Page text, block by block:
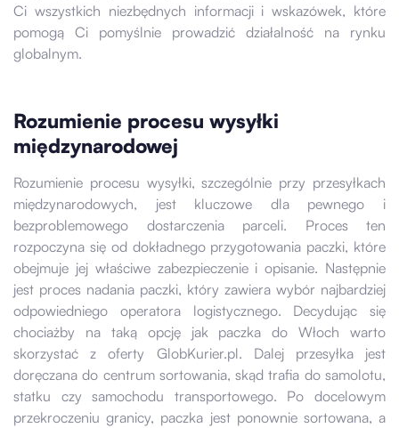
Ci wszystkich niezbędnych informacji i wskazówek, które
pomogą Ci pomyślnie prowadzić działalność na rynku
globalnym.
Rozumienie procesu wysyłki
międzynarodowej
Rozumienie procesu wysyłki, szczególnie przy przesyłkach
międzynarodowych, jest kluczowe dla pewnego i
bezproblemowego dostarczenia parceli. Proces ten
rozpoczyna się od dokładnego przygotowania paczki, które
obejmuje jej właściwe zabezpieczenie i opisanie. Następnie
jest proces nadania paczki, który zawiera wybór najbardziej
odpowiedniego operatora logistycznego. Decydując się
chociażby na taką opcję jak paczka do Włoch warto
skorzystać z oferty GlobKurier.pl. Dalej przesyłka jest
doręczana do centrum sortowania, skąd trafia do samolotu,
statku czy samochodu transportowego. Po docelowym
przekroczeniu granicy, paczka jest ponownie sortowana, a